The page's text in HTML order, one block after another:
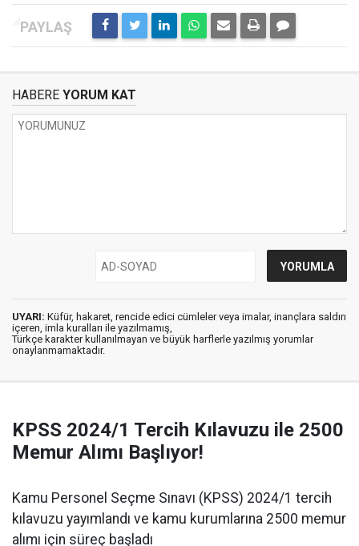
HABERE YORUM KAT
UYARI: Küfür, hakaret, rencide edici cümleler veya imalar, inançlara saldırı
içeren, imla kuralları ile yazılmamış,
Türkçe karakter kullanılmayan ve büyük harflerle yazılmış yorumlar
onaylanmamaktadır.
KPSS 2024/1 Tercih Kılavuzu ile 2500
Memur Alımı Başlıyor!
Kamu Personel Seçme Sınavı (KPSS) 2024/1 tercih
kılavuzu yayımlandı ve kamu kurumlarına 2500 memur
alımı için süreç başladı